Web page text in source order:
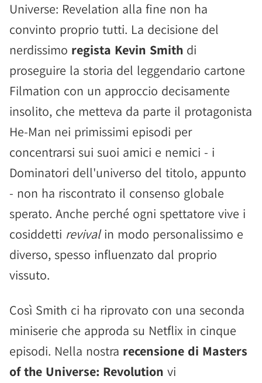
Universe: Revelation alla fine non ha
convinto proprio tutti. La decisione del
nerdissimo regista Kevin Smith di
proseguire la storia del leggendario cartone
Filmation con un approccio decisamente
insolito, che metteva da parte il protagonista
He-Man nei primissimi episodi per
concentrarsi sui suoi amici e nemici - i
Dominatori dell'universo del titolo, appunto
- non ha riscontrato il consenso globale
sperato. Anche perché ogni spettatore vive i
cosiddetti revivalin modo personalissimo e
diverso, spesso influenzato dal proprio
vissuto.
Così Smith ci ha riprovato con una seconda
miniserie che approda su Netflix in cinque
episodi. Nella nostra recensione di Masters
of the Universe: Revolution vi